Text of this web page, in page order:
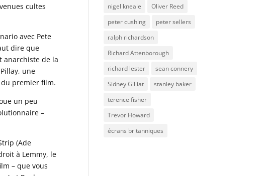
cultes
avec Pete
dire que
anarchiste de la
une
premier film.
un peu
–
(Ade
à Lemmy, le
– que vous
nigel kneale
Oliver Reed
peter cushing
peter sellers
ralph richardson
Richard Attenborough
richard lester
sean connery
Sidney Gilliat
stanley baker
terence fisher
Trevor Howard
écrans britanniques